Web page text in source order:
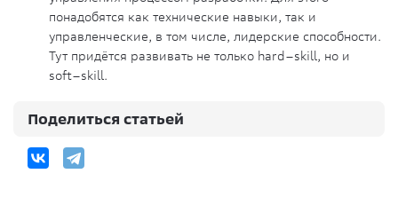
понадобятся как технические навыки, так и
управленческие, в том числе, лидерские способности.
Тут придётся развивать не только hard–skill, но и
soft–skill.
Поделиться статьей